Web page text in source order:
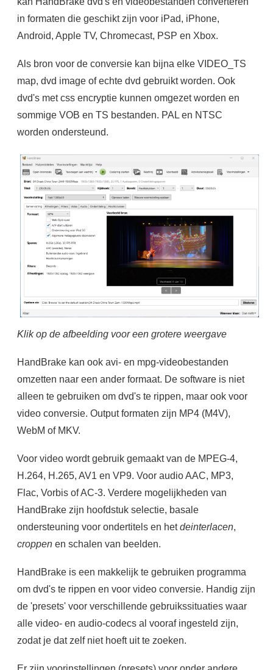
in formaten die geschikt zijn voor iPad, iPhone,
Android, Apple TV, Chromecast, PSP en Xbox.
Als bron voor de conversie kan bijna elke VIDEO_TS
map, dvd image of echte dvd gebruikt worden. Ook
dvd's met css encryptie kunnen omgezet worden en
sommige VOB en TS bestanden. PAL en NTSC
worden ondersteund.
Klik op de afbeelding voor een grotere weergave
HandBrake kan ook avi- en mpg-videobestanden
omzetten naar een ander formaat. De software is niet
alleen te gebruiken om dvd's te rippen, maar ook voor
video conversie. Output formaten zijn MP4 (M4V),
WebM of MKV.
Voor video wordt gebruik gemaakt van de MPEG-4,
H.264, H.265, AV1 en VP9. Voor audio AAC, MP3,
Flac, Vorbis of AC-3. Verdere mogelijkheden van
HandBrake zijn hoofdstuk selectie, basale
ondersteuning voor ondertitels en hetdeinterlacen,
croppenen schalen van beelden.
HandBrake is een makkelijk te gebruiken programma
om dvd's te rippen en voor video conversie. Handig zijn
de 'presets' voor verschillende gebruikssituaties waar
alle video- en audio-codecs al vooraf ingesteld zijn,
zodat je dat zelf niet hoeft uit te zoeken.